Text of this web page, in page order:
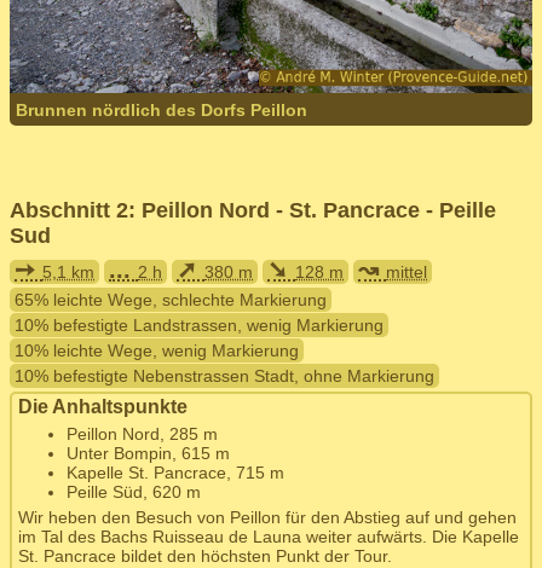
Brunnen nördlich des Dorfs Peillon
Abschnitt 2: Peillon Nord - St. Pancrace - Peille
Sud
➙ 5,1 km ... 2 h ➚ 380 m ➘ 128 m ↝ mittel
65% leichte Wege, schlechte Markierung
10% befestigte Landstrassen, wenig Markierung
10% leichte Wege, wenig Markierung
10% befestigte Nebenstrassen Stadt, ohne Markierung
Die Anhaltspunkte
Peillon Nord, 285 m
Unter Bompin, 615 m
Kapelle St. Pancrace, 715 m
Peille Süd, 620 m
Wir heben den Besuch von Peillon für den Abstieg auf und gehen
im Tal des Bachs Ruisseau de Launa weiter aufwärts. Die Kapelle
St. Pancrace bildet den höchsten Punkt der Tour.